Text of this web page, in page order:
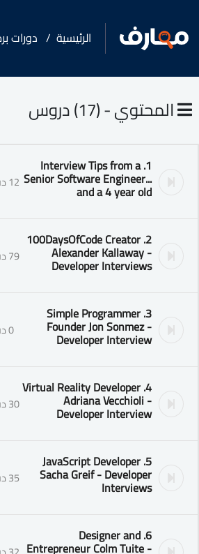
الرئيسية دورات
المحتوي - (17) دروس
1. Interview Tips from a
Senior Software Engineer...
and a 4 year old 12 دقيقة
2. 100DaysOfCode Creator
Alexander Kallaway -
Developer Interviews 79 دقيقة
3. Simple Programmer
Founder Jon Sonmez -
Developer Interview 0 دقيقة
4. Virtual Reality Developer
Adriana Vecchioli -
Developer Interview 30 دقيقة
5. JavaScript Developer
Sacha Greif - Developer
Interviews 35 دقيقة
6. Designer and
Entrepreneur Colm Tuite -